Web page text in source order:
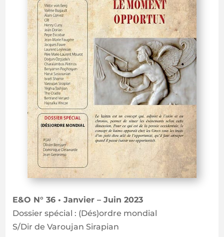
E&O N° 36 • Janvier – Juin 2023
Dossier spécial : (Dés)ordre mondial
S/Dir de Varoujan Sirapian